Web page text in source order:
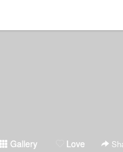
Gallery Love